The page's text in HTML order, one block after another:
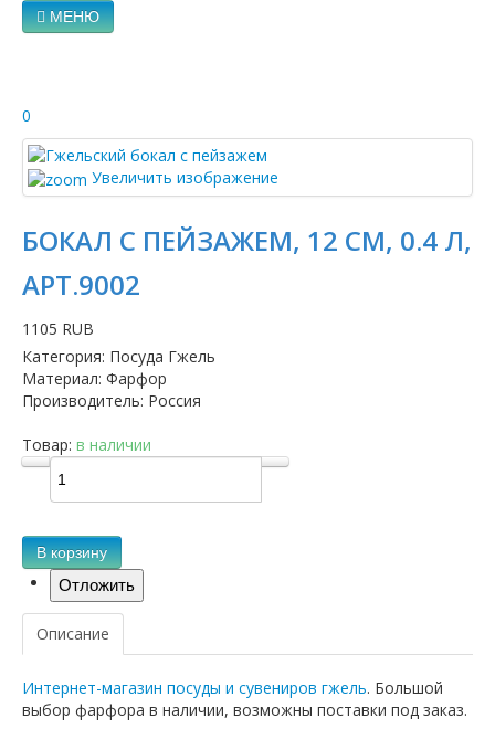
МЕНЮ
0
Увеличить изображение
БОКАЛ С ПЕЙЗАЖЕМ, 12 СМ, 0.4 Л,
АРТ.9002
1105 RUB
Категория: Посуда Гжель
Материал: Фарфор
Производитель: Россия
Товар: в наличии
В корзину
Описание
Интернет-магазин посуды и сувениров гжель. Большой
выбор фарфора в наличии, возможны поставки под заказ.